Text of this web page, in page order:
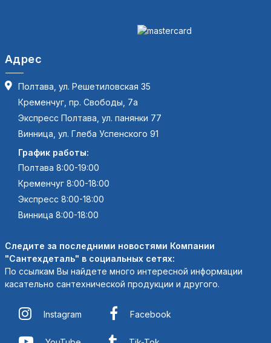
Адрес
Полтава, ул. Решетиловская 35
Кременчуг, пр. Свободы, 7а
Экспресс Полтава, ул. панянки 77
Винница, ул. Глеба Успенского 91
График работы:
Полтава 8:00-19:00
Кременчуг 8:00-18:00
Экспресс 8:00-18:00
Винница 8:00-18:00
Следите за последними новостями Компании
"Сантехдеталь" в социальных сетях:
По ссылкам Вы найдете много интересной информации
касательно сантехнической продукции и другого.
Instagram Facebook